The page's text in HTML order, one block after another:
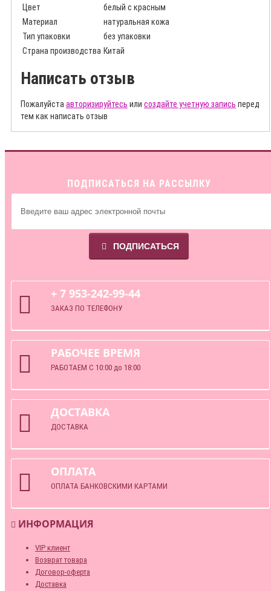
Цвет
белый с красным
Материал
натуральная кожа
Тип упаковки
без упаковки
Страна производства Китай
Написать отзыв
Пожалуйста авторизируйтесь или создайте учетную запись перед
тем как написать отзыв
ПОДПИСАТЬСЯ НА РАССЫЛКУ
ПОДПИСАТЬСЯ
+ 7 953-242-99-44
ЗАКАЗ ПО ТЕЛЕФОНУ
РАБОЧЕЕ ВРЕМЯ
РАБОТАЕМ С 10:00 до 18:00
ДОСТАВКА
ДОСТАВКА
ОПЛАТА
ОПЛАТА БАНКОВСКИМИ КАРТАМИ
ИНФОРМАЦИЯ
VIP клиент
Возврат товара
Договор-оферта
Доставка